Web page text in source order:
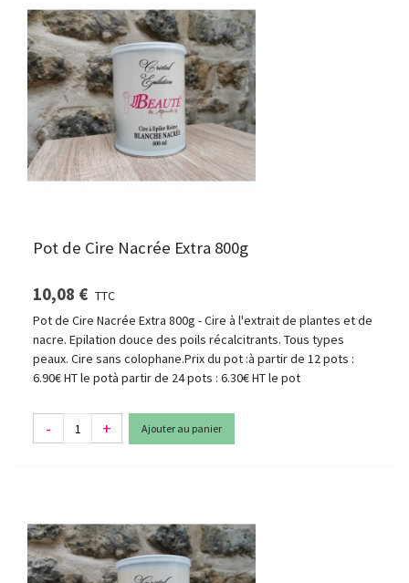
Pot de Cire Nacrée Extra 800g
10,08 € TTC
Pot de Cire Nacrée Extra 800g - Cire à l'extrait de plantes et de
nacre. Epilation douce des poils récalcitrants. Tous types
peaux. Cire sans colophane.Prix du pot :à partir de 12 pots :
6.90€ HT le potà partir de 24 pots : 6.30€ HT le pot
- + Ajouter au panier